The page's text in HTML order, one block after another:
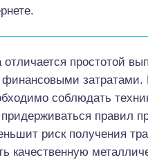
отличается простотой
затратами.
соблюдать
правил
риск получения
качественную